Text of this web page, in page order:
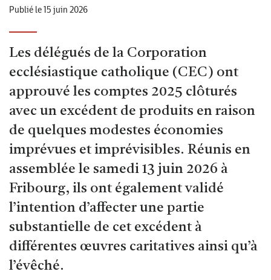
Publié le 15 juin 2026
Les délégués de la Corporation
ecclésiastique catholique (CEC) ont
approuvé les comptes 2025 clôturés
avec un excédent de produits en raison
de quelques modestes économies
imprévues et imprévisibles. Réunis en
assemblée le samedi 13 juin 2026 à
Fribourg, ils ont également validé
l’intention d’affecter une partie
substantielle de cet excédent à
différentes œuvres caritatives ainsi qu’à
l’évêché.